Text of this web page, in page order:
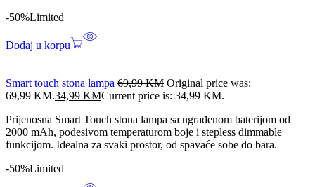
-50%Limited
Dodaj u korpu
Smart touch stona lampa 69,99KM Original price was:
69,99 KM.34,99 KMCurrent price is: 34,99 KM.
Prijenosna Smart Touch stona lampa sa ugrađenom baterijom od
2000 mAh, podesivom temperaturom boje i stepless dimmable
funkcijom. Idealna za svaki prostor, od spavaće sobe do bara.
-50%Limited